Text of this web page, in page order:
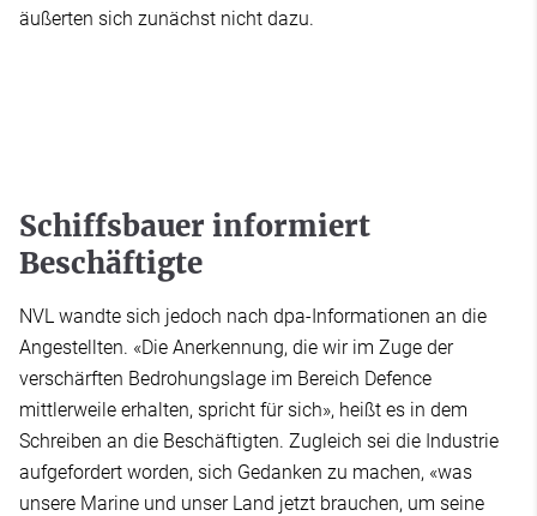
äußerten sich zunächst nicht dazu.
Schiffsbauer informiert
Beschäftigte
NVL wandte sich jedoch nach dpa-Informationen an die
Angestellten. «Die Anerkennung, die wir im Zuge der
verschärften Bedrohungslage im Bereich Defence
mittlerweile erhalten, spricht für sich», heißt es in dem
Schreiben an die Beschäftigten. Zugleich sei die Industrie
aufgefordert worden, sich Gedanken zu machen, «was
unsere Marine und unser Land jetzt brauchen, um seine